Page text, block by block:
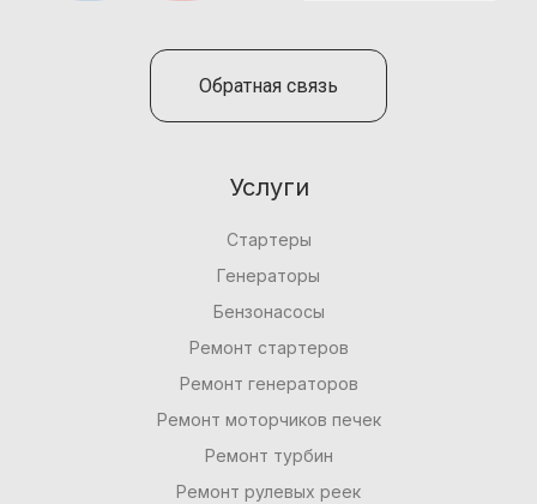
Обратная связь
Услуги
Стартеры
Генераторы
Бензонасосы
Ремонт стартеров
Ремонт генераторов
Ремонт моторчиков печек
Ремонт турбин
Ремонт рулевых реек